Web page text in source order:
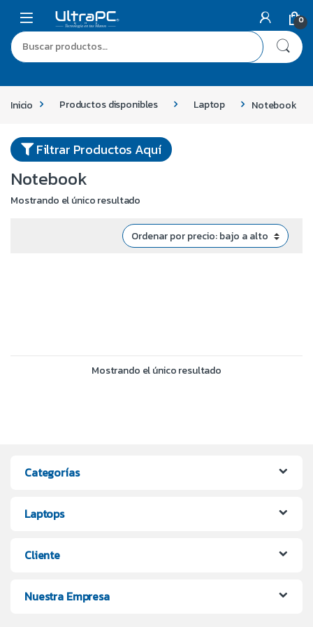
0
Inicio Productos disponibles Laptop Notebook
Filtrar Productos Aquí
Notebook
Mostrando el único resultado
Mostrando el único resultado
Categorías
Laptops
Cliente
Nuestra Empresa